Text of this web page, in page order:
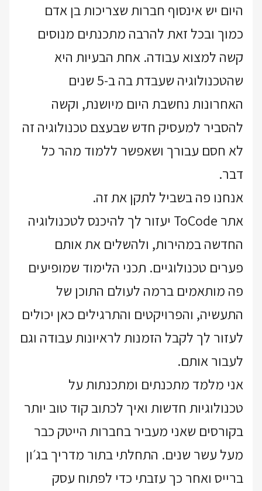
היום יש אינסוף חברות שצריכות בן אדם
כמוך ובכל זאת להרבה מתכנתים מנוסים
קשה למצוא עבודה. אחת הבעיות היא
שהטכנולוגיה שעבדת בה ב-5 שנים
האחרונות נחשבת היום מיושנת, וקשה
להסביר למעסיק חדש שבעצם טכנולוגיה זה
לא חסם עבורך ושאפשר ללמוד מהר כל
דבר.
אנחנו פה בשביל לתקן את זה.
אתר ToCode יעזור לך להיכנס לטכנולוגיה
החדשה במהירות, ולהשלים את אותם
פערים טכנולוגיים. תכני הלימוד שמופיעים
פה מותאמים ברמה לעולם התוכן של
התעשיה, והפרויקטים והתרגילים כאן יכולים
לעזור לך לקבל הזמנות לראיונות עבודה וגם
לעבור אותם.
אני מלמד מתכנתים ומתכנתות על
טכנולוגיות חדשות ואיך לכתוב קוד טוב יותר
בקורסים שאני מעביר בחברות הייטק כבר
מעל עשר שנים. התחלתי בתור מדריך בג׳ון
ברייס ואחר כך עזבתי כדי לפתוח עסק